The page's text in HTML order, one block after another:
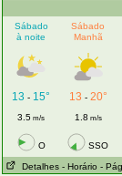
Sábado
à noite
Sábado
Manhã
13 - 15° 13 - 20°
3.5 m/s 1.8 m/s
O SSO
Detalhes - Horário -